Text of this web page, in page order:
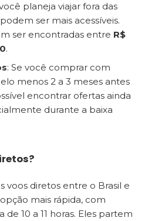
planeja viajar fora das
ser mais acessíveis.
ser encontradas entre R$
.
: Se você comprar com
menos 2 a 3 meses antes
encontrar ofertas ainda
durante a baixa
voos diretos entre o Brasil e
mais rápida, com
de 10 a 11 horas. Eles partem